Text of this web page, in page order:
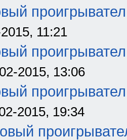
11:21
2015, 13:06
2015, 19:34